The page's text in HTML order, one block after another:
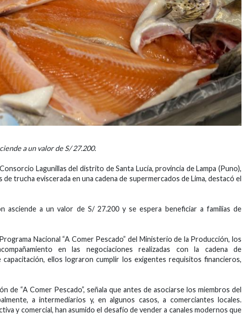
a un valor de S/ 27.200.
Lagunillas del distrito de Santa Lucía, provincia de Lampa (Puno),
trucha eviscerada en una cadena de supermercados de Lima, destacó el
asciende a un valor de S/ 27.200 y se espera beneficiar a familias de
Nacional “A Comer Pescado” del Ministerio de la Producción, los
en las negociaciones realizadas con la cadena de
ellos lograron cumplir los exigentes requisitos financieros,
de “A Comer Pescado”, señala que antes de asociarse los miembros del
a intermediarios y, en algunos casos, a comerciantes locales.
y comercial, han asumido el desafío de vender a canales modernos que